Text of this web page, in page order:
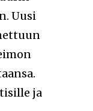
Uusi
ja